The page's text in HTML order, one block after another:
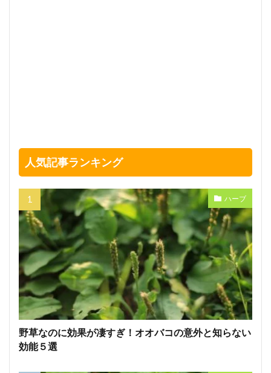
人気記事ランキング
ハーブ
野草なのに効果が凄すぎ！オオバコの意外と知らない
効能５選